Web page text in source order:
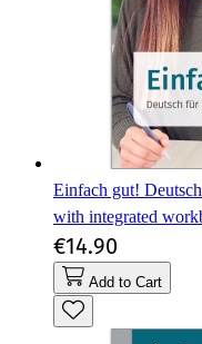
Einfach gut!
with integrated
€14.90
Add to Cart